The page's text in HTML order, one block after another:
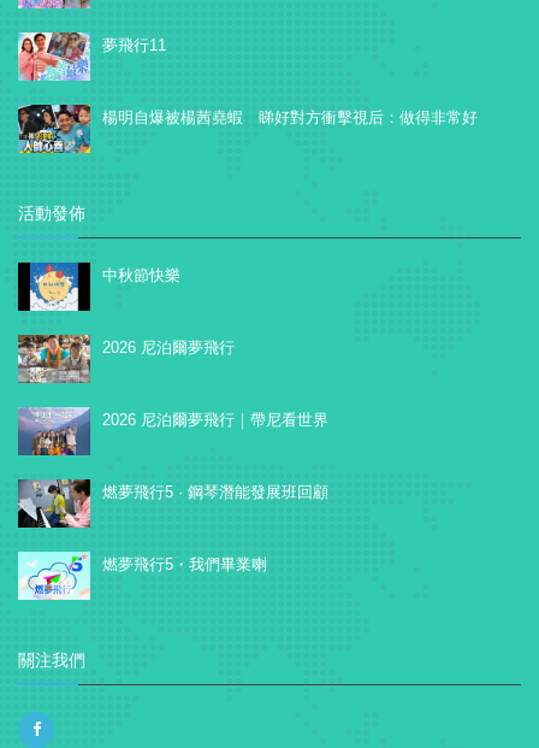
夢飛行11
楊明自爆被楊茜堯蝦 睇好對方衝擊視后：做得非常好
活動發佈
中秋節快樂
2026 尼泊爾夢飛行
2026 尼泊爾夢飛行｜帶尼看世界
燃夢飛行5 · 鋼琴潛能發展班回顧
燃夢飛行5・我們畢業喇
關注我們